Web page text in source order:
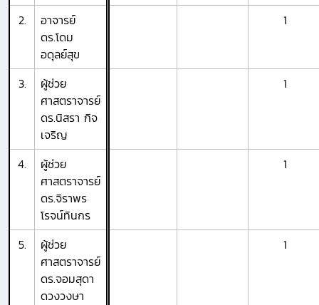
2.
อาจารย์
ดร.โดม
อดุลย์สุข
1
3.
ผู้ช่วย
ศาสตราจารย์
ดร.นิสรา กิจ
เจริญ
1
4.
ผู้ช่วย
ศาสตราจารย์
ดร.จิราพร
โรจน์ทินกร
1
5.
ผู้ช่วย
ศาสตราจารย์
ดร.จอมสุดา
ดวงวงษา
1